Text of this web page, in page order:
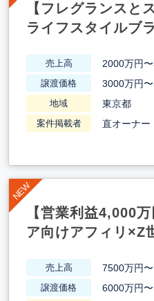
【フレグランスと
ライフスタイルブ
売上高 2000万円
譲渡価格 3000万円
地域 東京都
案件掲載者 直オーナー
【営業利益4,000
ア向けアフィリ×Z
売上高 7500万円
譲渡価格 6000万円